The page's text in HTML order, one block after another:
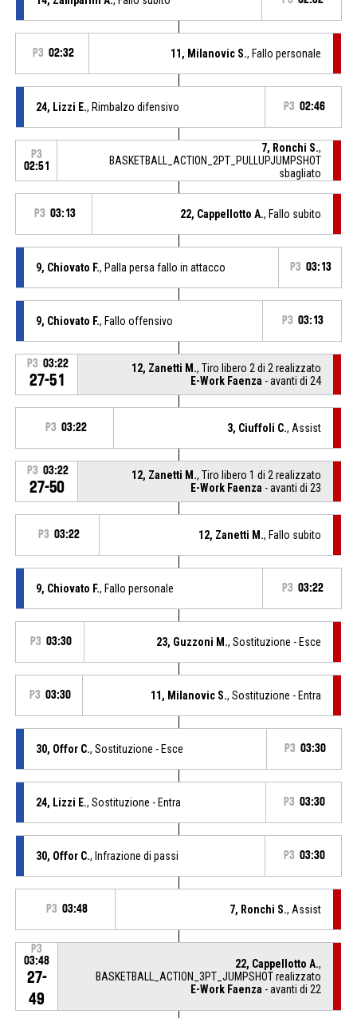
P3 02:32 11, Milanovic S., Fallo personale
24, Lizzi E., Rimbalzo difensivo P3 02:46
P3
02:51
7, Ronchi S.,
BASKETBALL_ACTION_2PT_PULLUPJUMPSHOT
sbagliato
P3 03:13 22, Cappellotto A., Fallo subito
9, Chiovato F., Palla persa fallo in attacco P3 03:13
9, Chiovato F., Fallo offensivo P3 03:13
P3 03:22
27-51
12, Zanetti M., Tiro libero 2 di 2 realizzato
E-Work Faenza - avanti di 24
P3 03:22 3, Ciuffoli C., Assist
P3 03:22
27-50
12, Zanetti M., Tiro libero 1 di 2 realizzato
E-Work Faenza - avanti di 23
P3 03:22 12, Zanetti M., Fallo subito
9, Chiovato F., Fallo personale P3 03:22
P3 03:30 23, Guzzoni M., Sostituzione - Esce
P3 03:30 11, Milanovic S., Sostituzione - Entra
30, Offor C., Sostituzione - Esce P3 03:30
24, Lizzi E., Sostituzione - Entra P3 03:30
30, Offor C., Infrazione di passi P3 03:30
P3 03:48 7, Ronchi S., Assist
P3
03:48
27-
49
22, Cappellotto A.,
BASKETBALL_ACTION_3PT_JUMPSHOT realizzato
E-Work Faenza - avanti di 22